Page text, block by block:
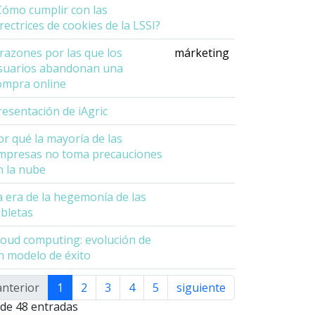
cumplir con las
de cookies de la LSSI?
por las que los
abandonan una
online
márketing
de iAgric
qué la mayoría de las
no toma precauciones
la nube
era de la hegemonía de las
computing: evolución de
modelo de éxito
1 a
48 entradas
1 2 3 4 5 siguiente